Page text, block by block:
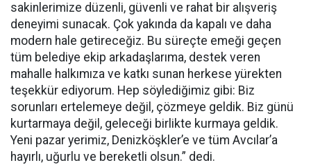
sakinlerimize düzenli, güvenli ve rahat bir alışveriş
deneyimi sunacak. Çok yakında da kapalı ve daha
modern hale getireceğiz. Bu süreçte emeği geçen
tüm belediye ekip arkadaşlarıma, destek veren
mahalle halkımıza ve katkı sunan herkese yürekten
teşekkür ediyorum. Hep söylediğimiz gibi: Biz
sorunları ertelemeye değil, çözmeye geldik. Biz günü
kurtarmaya değil, geleceği birlikte kurmaya geldik.
Yeni pazar yerimiz, Denizköşkler’e ve tüm Avcılar’a
hayırlı, uğurlu ve bereketli olsun.” dedi.